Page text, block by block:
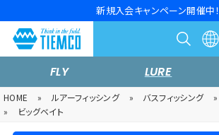
新規入会キャンペーン開催中！
FLY LURE
HOME » ルアーフィッシング » バスフィッシング »
»
ビッグベイト